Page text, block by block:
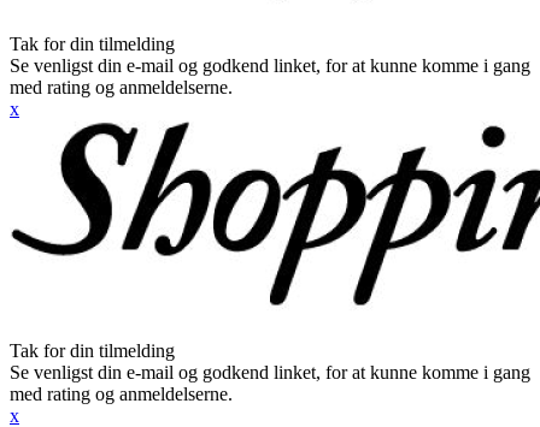
Tak for din tilmelding
Se venligst din e-mail og godkend linket, for at kunne komme i gang
med rating og anmeldelserne.
x
Tak for din tilmelding
Se venligst din e-mail og godkend linket, for at kunne komme i gang
med rating og anmeldelserne.
x